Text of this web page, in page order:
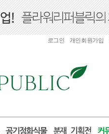
로그인 개인회원가입